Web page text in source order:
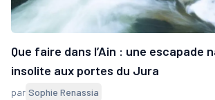
Que faire dans l’Ain : une escapade
insolite aux portes du Jura
par Sophie Renassia